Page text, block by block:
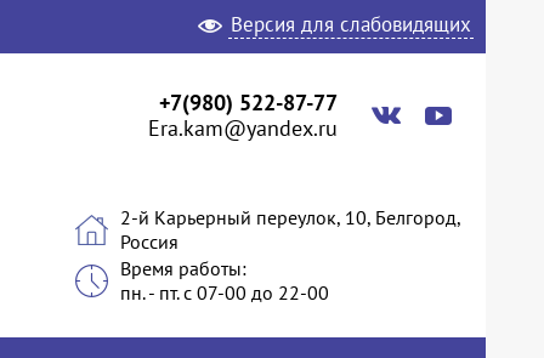
Версия для слабовидящих
+7(980) 522-87-77
Era.kam@yandex.ru
2-й Карьерный переулок, 10, Белгород,
Россия
Время работы:
пн. - пт. с 07-00 до 22-00